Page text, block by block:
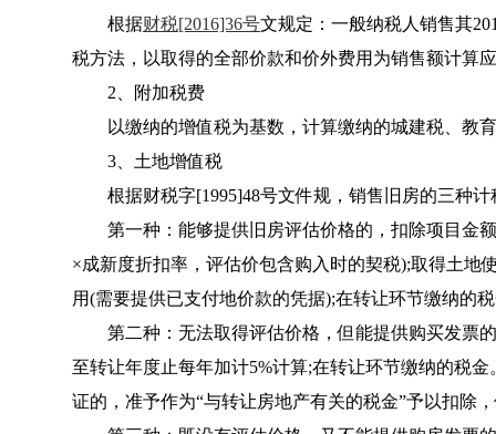
根据财税[2016]36号文规定：一般纳税人销售其
税方法，以取得的全部价款和价外费用为销售额计算
2、附加税费
以缴纳的增值税为基数，计算缴纳的城建税、教
3、土地增值税
根据财税字[1995]48号文件规，销售旧房的三种计
第一种：能够提供旧房评估价格的，扣除项目金
×成新度折扣率，评估价包含购入时的契税);取得土地
用(需要提供已支付地价款的凭据);在转让环节缴纳的
第二种：无法取得评估价格，但能提供购买发票
至转让年度止每年加计5%计算;在转让环节缴纳的税
证的，准予作为“与转让房地产有关的税金”予以扣除